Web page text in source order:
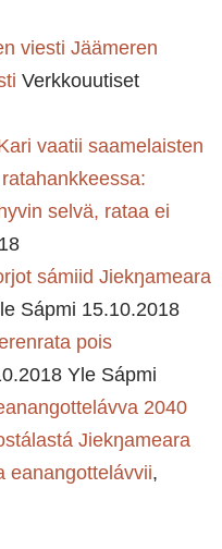
viesti Jäämeren
Verkkouutiset
vaatii saamelaisten
selvä, rataa ei
sámiid Jiekŋameara
Sápmi 15.10.2018
pois
Yle Sápmi
2040
Jiekŋameara
eanangottelávvii,